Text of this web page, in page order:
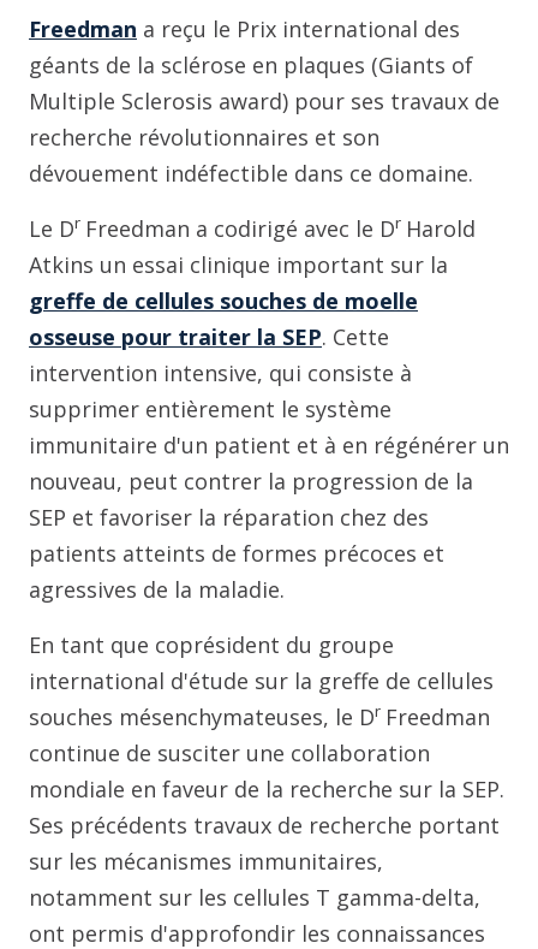
Freedman a reçu le Prix international des
géants de la sclérose en plaques (Giants of
Multiple Sclerosis award) pour ses travaux de
recherche révolutionnaires et son
dévouement indéfectible dans ce domaine.
Le Dr Freedman a codirigé avec le Dr Harold
Atkins un essai clinique important sur la
greffe de cellules souches de moelle
osseuse pour traiter la SEP. Cette
intervention intensive, qui consiste à
supprimer entièrement le système
immunitaire d'un patient et à en régénérer un
nouveau, peut contrer la progression de la
SEP et favoriser la réparation chez des
patients atteints de formes précoces et
agressives de la maladie.
En tant que coprésident du groupe
international d'étude sur la greffe de cellules
souches mésenchymateuses, le Dr Freedman
continue de susciter une collaboration
mondiale en faveur de la recherche sur la SEP.
Ses précédents travaux de recherche portant
sur les mécanismes immunitaires,
notamment sur les cellules T gamma-delta,
ont permis d'approfondir les connaissances